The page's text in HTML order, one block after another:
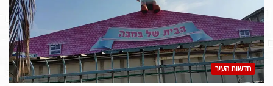
חדשות העיר